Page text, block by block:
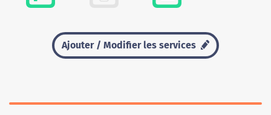
Ajouter / Modifier les services